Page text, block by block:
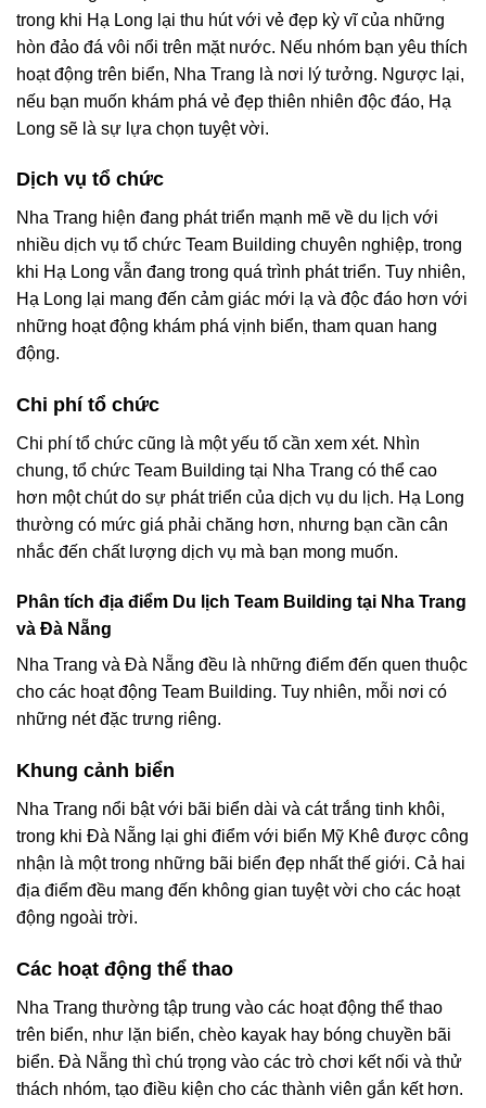
trong khi Hạ Long lại thu hút với vẻ đẹp kỳ vĩ của những
hòn đảo đá vôi nổi trên mặt nước. Nếu nhóm bạn yêu thích
hoạt động trên biển, Nha Trang là nơi lý tưởng. Ngược lại,
nếu bạn muốn khám phá vẻ đẹp thiên nhiên độc đáo, Hạ
Long sẽ là sự lựa chọn tuyệt vời.
Dịch vụ tổ chức
Nha Trang hiện đang phát triển mạnh mẽ về du lịch với
nhiều dịch vụ tổ chức Team Building chuyên nghiệp, trong
khi Hạ Long vẫn đang trong quá trình phát triển. Tuy nhiên,
Hạ Long lại mang đến cảm giác mới lạ và độc đáo hơn với
những hoạt động khám phá vịnh biển, tham quan hang
động.
Chi phí tổ chức
Chi phí tổ chức cũng là một yếu tố cần xem xét. Nhìn
chung, tổ chức Team Building tại Nha Trang có thể cao
hơn một chút do sự phát triển của dịch vụ du lịch. Hạ Long
thường có mức giá phải chăng hơn, nhưng bạn cần cân
nhắc đến chất lượng dịch vụ mà bạn mong muốn.
Phân tích địa điểm Du lịch Team Building tại Nha Trang
và Đà Nẵng
Nha Trang và Đà Nẵng đều là những điểm đến quen thuộc
cho các hoạt động Team Building. Tuy nhiên, mỗi nơi có
những nét đặc trưng riêng.
Khung cảnh biển
Nha Trang nổi bật với bãi biển dài và cát trắng tinh khôi,
trong khi Đà Nẵng lại ghi điểm với biển Mỹ Khê được công
nhận là một trong những bãi biển đẹp nhất thế giới. Cả hai
địa điểm đều mang đến không gian tuyệt vời cho các hoạt
động ngoài trời.
Các hoạt động thể thao
Nha Trang thường tập trung vào các hoạt động thể thao
trên biển, như lặn biển, chèo kayak hay bóng chuyền bãi
biển. Đà Nẵng thì chú trọng vào các trò chơi kết nối và thử
thách nhóm, tạo điều kiện cho các thành viên gắn kết hơn.